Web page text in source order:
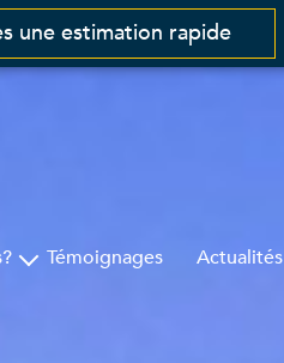
une estimation rapide
Témoignages Actualités